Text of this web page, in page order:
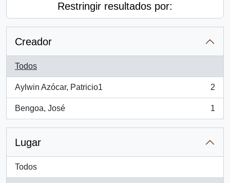
Restringir resultados por:
Creador
Todos
Aylwin Azócar, Patricio1
, 2 resultados
2
Bengoa, José
, 1 resultados
1
Lugar
Todos